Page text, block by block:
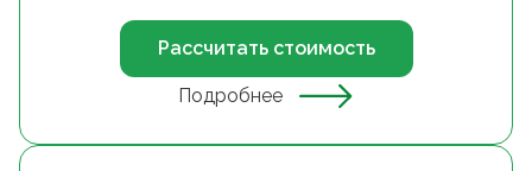
Рассчитать стоимость
Подробнее